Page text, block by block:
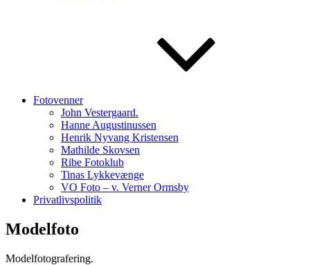
Fotovenner
John Vestergaard.
Hanne Augustinussen
Henrik Nyvang Kristensen
Mathilde Skovsen
Ribe Fotoklub
Tinas Lykkevænge
VO Foto – v. Verner Ormsby
Privatlivspolitik
Modelfoto
Modelfotografering.